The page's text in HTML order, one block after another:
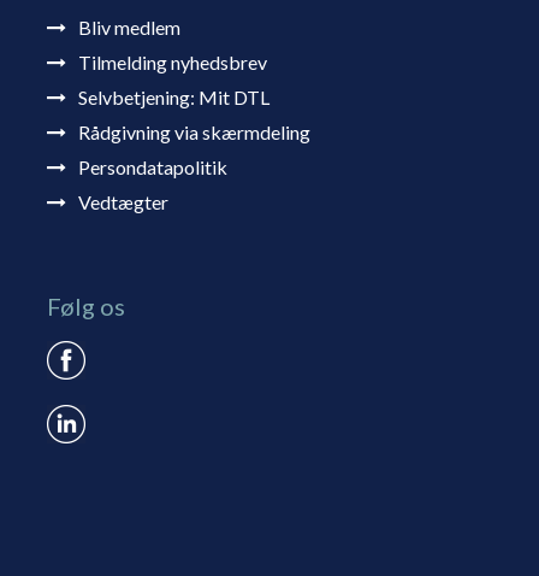
Bliv medlem
Tilmelding nyhedsbrev
Selvbetjening: Mit DTL
Rådgivning via skærmdeling
Persondatapolitik
Vedtægter
Følg os